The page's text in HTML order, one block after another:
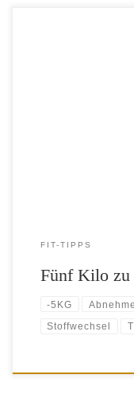
FIT-TIPPS
Fünf Kilo zu
-5KG
Stoffwechsel